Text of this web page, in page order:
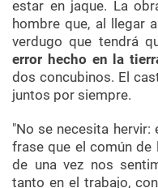
estar en jaque. La
hombre que, al llegar
verdugo que tendrá
error hecho en la
dos concubinos. El
juntos por siempre.
"No se necesita
frase que el común de
de una vez nos
tanto en el trabajo,